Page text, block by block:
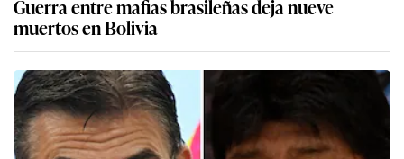
Guerra entre mafias brasileñas deja nueve
muertos en Bolivia